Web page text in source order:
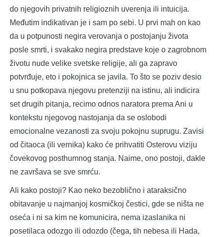
do njegovih privatnih religioznih uverenja ili intuicija.
Međutim indikativan je i sam po sebi. U prvi mah on kao
da u potpunosti negira verovanja o postojanju života
posle smrti, i svakako negira predstave koje o zagrobnom
životu nude velike svetske religije, ali ga zapravo
potvrđuje, eto i pokojnica se javila. To što se poziv desio
u snu potkopava njegovu pretenziji na istinu, ali indicira
set drugih pitanja, recimo odnos naratora prema Ani u
kontekstu njegovog nastojanja da se oslobodi
emocionalne vezanosti za svoju pokojnu suprugu. Zavisi
od čitaoca (ili vernika) kako će prihvatiti Osterovu viziju
čovekovog posthumnog stanja. Naime, ono postoji, dakle
ne završava se sve smrću.
Ali kako postoji? Kao neko bezoblično i ataraksično
obitavanje u najmanjoj kosmičkoj čestici, gde se ništa ne
oseća i ni sa kim ne komunicira, nema izaslanika ni
posetilaca odozgo ili odozdo (čega, tih nebesa ili Hada,